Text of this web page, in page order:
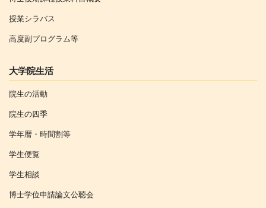
授業シラバス
高度副プログラム等
大学院生活
院生の活動
院生の四季
学年暦・時間割等
学生便覧
学生相談
博士学位申請論文公聴会